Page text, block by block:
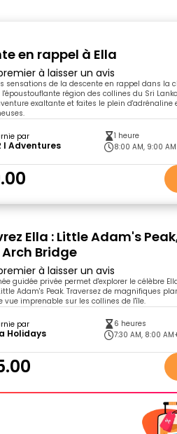
en rappel à Ella
à laisser un avis
sensations de la descente en rappel dans la
région des collines du Sri
exaltante et faites le plein d'adrénaline
par
I Adventures
1 heure
8:00 AM, 9:00 AM
Ella : Little Adam's
Bridge
à laisser un avis
guidée privée permet d'explorer le célèbre
Adam's Peak. Traversez de magnifiques
vue imprenable sur les collines de l'île.
par
Holidays
6 heures
7:30 AM, 8:00 AM